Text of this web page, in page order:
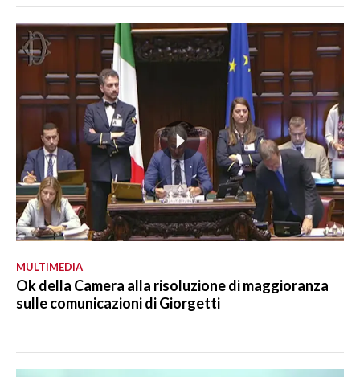
MULTIMEDIA
Ok della Camera alla risoluzione di maggioranza
sulle comunicazioni di Giorgetti